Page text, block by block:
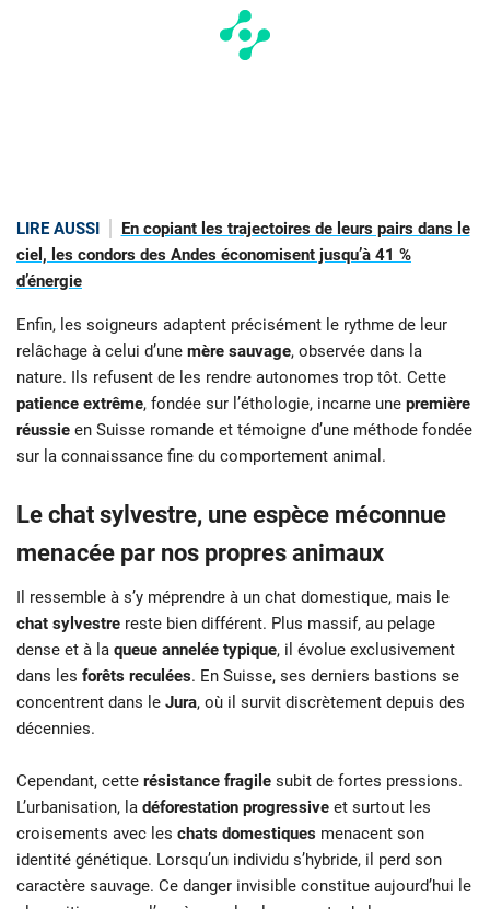
LIRE AUSSI
En copiant les trajectoires de leurs pairs dans le
ciel, les condors des Andes économisent jusqu’à 41 %
d’énergie
Enfin, les soigneurs adaptent précisément le rythme de leur
relâchage à celui d’une mère sauvage, observée dans la
nature. Ils refusent de les rendre autonomes trop tôt. Cette
patience extrême, fondée sur l’éthologie, incarne une première
réussie en Suisse romande et témoigne d’une méthode fondée
sur la connaissance fine du comportement animal.
Le chat sylvestre, une espèce méconnue
menacée par nos propres animaux
Il ressemble à s’y méprendre à un chat domestique, mais le
chat sylvestre reste bien différent. Plus massif, au pelage
dense et à la queue annelée typique, il évolue exclusivement
dans les forêts reculées. En Suisse, ses derniers bastions se
concentrent dans le Jura, où il survit discrètement depuis des
décennies.
Cependant, cette résistance fragile subit de fortes pressions.
L’urbanisation, la déforestation progressive et surtout les
croisements avec les chats domestiques menacent son
identité génétique. Lorsqu’un individu s’hybride, il perd son
caractère sauvage. Ce danger invisible constitue aujourd’hui le